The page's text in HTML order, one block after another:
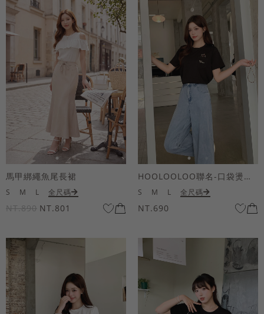
馬甲綁繩魚尾長裙
S M L 全尺碼
NT.890 NT.801
HOOLOOLOO聯名-口袋燙金KUKU熊短袖上衣
S M L 全尺碼
NT.690